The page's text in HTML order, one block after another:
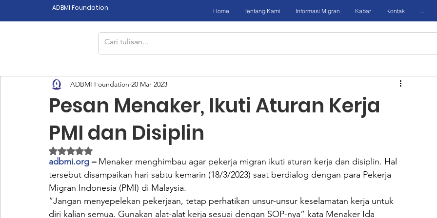
ADBMI Foundation Home Tentang Kami Informasi Migran Kabar Kontak ....
Pesan Menaker, Ikuti Aturan Kerja
PMI dan Disiplin
ADBMI Foundation 20 Mar 2023
Dinilai NaN dari 5 bintang.
adbmi.org – Menaker menghimbau agar pekerja migran ikuti aturan kerja dan disiplin. Hal
tersebut disampaikan hari sabtu kemarin (18/3/2023) saat berdialog dengan para Pekerja
Migran Indonesia (PMI) di Malaysia.
“Jangan menyepelekan pekerjaan, tetap perhatikan unsur-unsur keselamatan kerja untuk
diri kalian semua. Gunakan alat-alat kerja sesuai dengan SOP-nya” kata Menaker Ida